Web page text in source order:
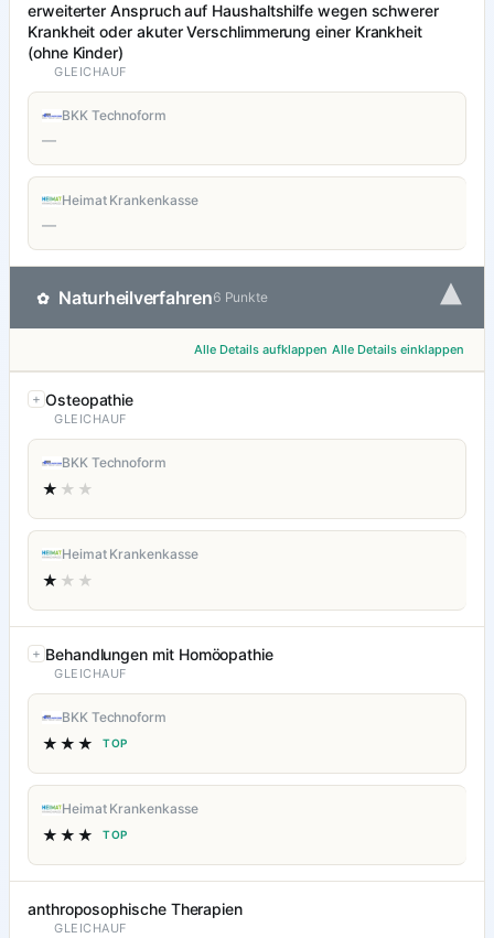
erweiterter Anspruch auf Haushaltshilfe wegen schwerer
Krankheit oder akuter Verschlimmerung einer Krankheit
(ohne Kinder)
GLEICHAUF
BKK Technoform
—
Heimat Krankenkasse
—
✿ Naturheilverfahren6 Punkte ▾
Alle Details aufklappen Alle Details einklappen
Osteopathie
GLEICHAUF
BKK Technoform
★ ★★
Heimat Krankenkasse
★ ★★
Behandlungen mit Homöopathie
GLEICHAUF
BKK Technoform
★★★ TOP
Heimat Krankenkasse
★★★ TOP
anthroposophische Therapien
GLEICHAUF